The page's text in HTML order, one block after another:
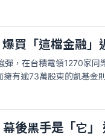
合併營收995.49億元，年
買「這檔金融
彈，在台積電領1270家
有逾73萬股東的凱基金
開高走高，終場大漲
後黑手是「它」